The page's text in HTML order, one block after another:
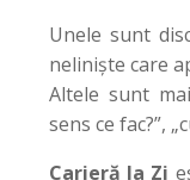
Unele sunt
neliniște care
Altele sunt
sens ce fac?”,
Carieră la Zi